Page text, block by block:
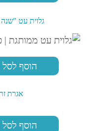
גלוית עט
הוסף
אגרת
הוסף